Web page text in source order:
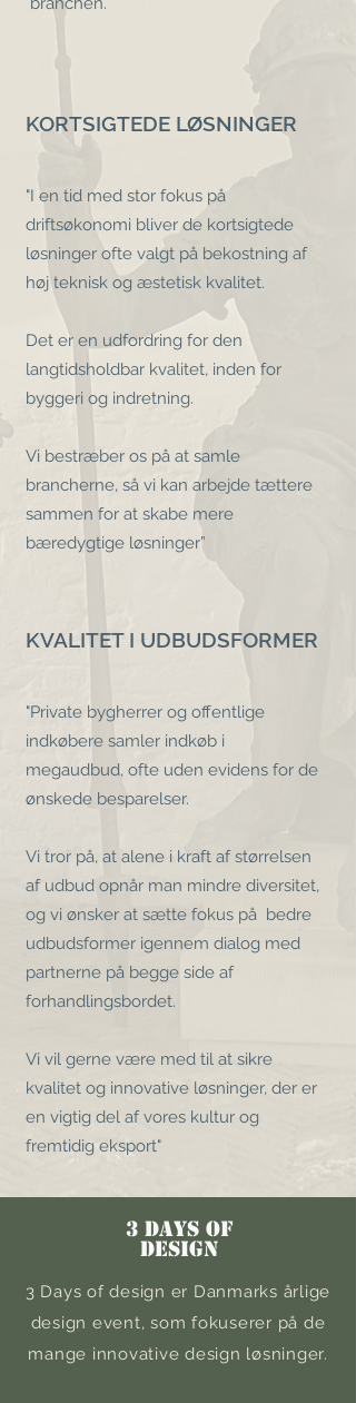
KVALITET I UDBUDSFORMER
"Private bygherrer og offentlige
indkøbere samler indkøb i
megaudbud, ofte uden evidens for de
ønskede besparelser.
Vi tror på, at alene i kraft af størrelsen
af udbud opnår man mindre diversitet,
og vi ønsker at sætte fokus på bedre
udbudsformer igennem dialog med
partnerne på begge side af
forhandlingsbordet.
Vi vil gerne være med til at sikre
kvalitet og innovative løsninger, der er
en vigtig del af vores kultur og
fremtidig eksport"
KORTSIGTEDE LØSNINGER
"I en tid med stor fokus på
driftsøkonomi bliver de kortsigtede
løsninger ofte valgt på bekostning af
høj teknisk og æstetisk kvalitet.
Det er en udfordring for den
langtidsholdbar kvalitet, inden for
byggeri og indretning.
Vi bestræber os på at samle
brancherne, så vi kan arbejde tættere
sammen for at skabe mere
bæredygtige løsninger”
3 Days of
design
3 Days of design er Danmarks årlige
design event, som fokuserer på de
mange innovative design løsninger.